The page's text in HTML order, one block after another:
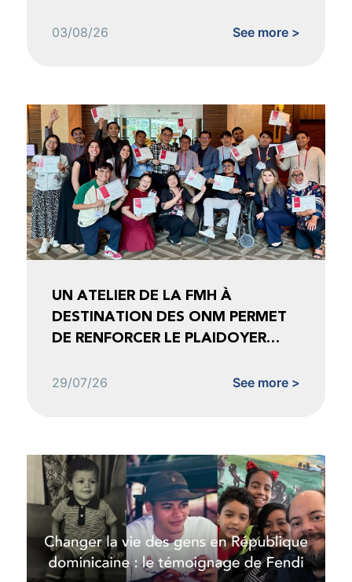
03/08/26 See more >
UN ATELIER DE LA FMH À
DESTINATION DES ONM PERMET
DE RENFORCER LE PLAIDOYER
29/07/26 See more >